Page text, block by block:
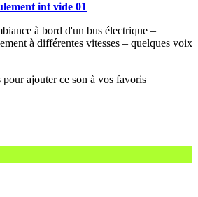
int vide 01
à bord d'un bus électrique –
à différentes vitesses – quelques voix